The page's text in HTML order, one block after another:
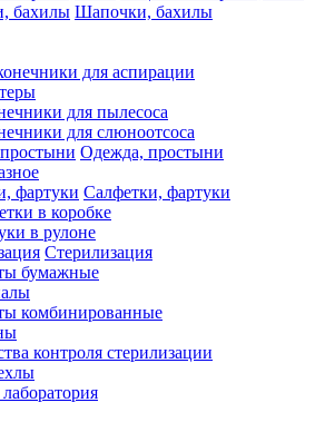
Шапочки, бахилы
для аспирации
для пылесоса
для слюноотсоса
Одежда, простыни
Салфетки, фартуки
в коробке
в рулоне
Стерилизация
бумажные
комбинированные
контроля стерилизации